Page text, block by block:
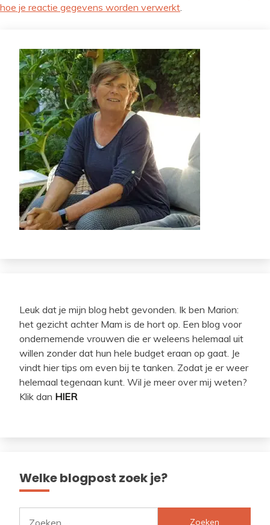
hoe je reactie gegevens worden verwerkt
Leuk dat je mijn blog hebt gevonden. Ik ben Marion:
het gezicht achter Mam is de hort op. Een blog voor
ondernemende vrouwen die er weleens helemaal uit
willen zonder dat hun hele budget eraan op gaat. Je
vindt hier tips om even bij te tanken. Zodat je er weer
helemaal tegenaan kunt. Wil je meer over mij weten?
Klik dan HIER
Welke blogpost zoek je?